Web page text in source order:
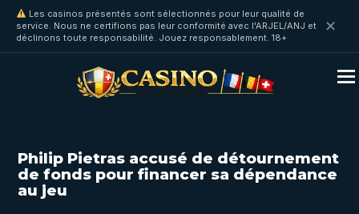
Les casinos présentés sont sélectionnés pour leur qualité de
service. Nous ne certifions pas leur conformité avec l'ARJEL/ANJ et
déclinons toute responsabilité. Jouez responsablement. 18+
✕
Philip Pietras accusé de détournement
de fonds pour financer sa dépendance
au jeu